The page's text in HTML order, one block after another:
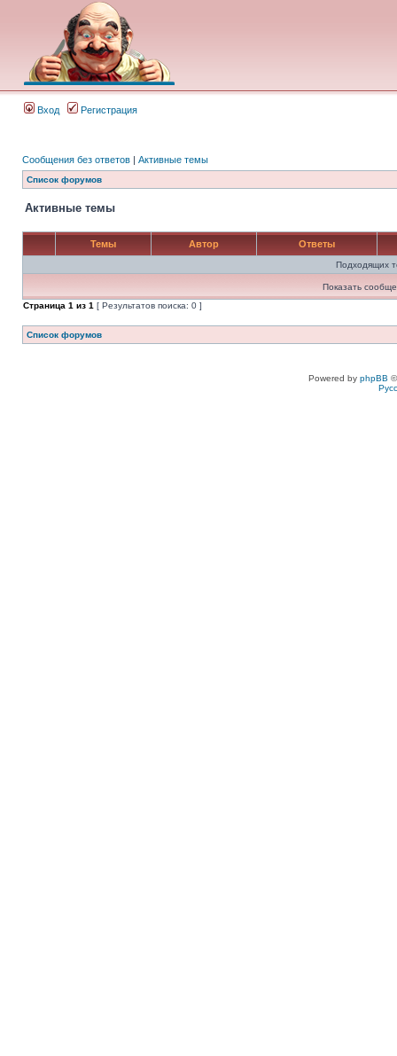
Вход Регистрация
Сообщения без ответов | Активные темы
Список форумов
Активные темы
Темы Автор Ответы
Подходящих
Показать
Страница 1 из 1 [ Результатов поиска: 0 ]
Список форумов
Powered by phpBB